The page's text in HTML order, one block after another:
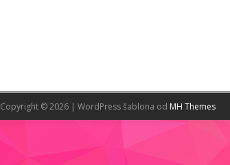
Copyright © 2026 | WordPress šablona od MH Themes